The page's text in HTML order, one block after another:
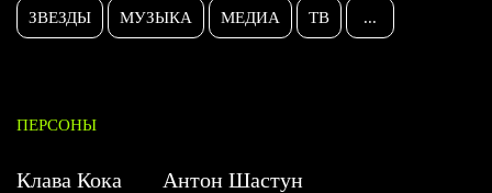
ЗВЕЗДЫ МУЗЫКА МЕДИА ТВ ...
ПЕРСОНЫ
Клава Кока
Антон Шастун